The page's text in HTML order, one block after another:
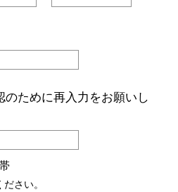
のために再入力をお願いし
さい。